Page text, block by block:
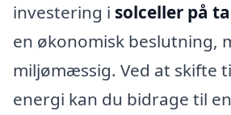
investering i solceller på
en økonomisk beslutning,
miljømæssig. Ved at skifte
energi kan du bidrage til